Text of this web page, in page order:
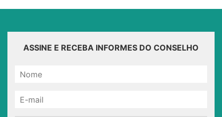
ASSINE E RECEBA INFORMES DO CONSELHO